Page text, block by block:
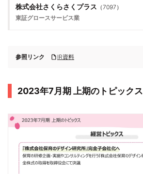
株式会社さくらさくプラス （7097 ）
東証グロースサービス業
参照リンク IR資料
2023年7月期 上期のトピックス